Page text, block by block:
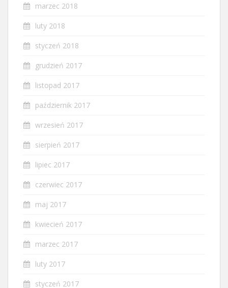
marzec 2018
luty 2018
styczeń 2018
grudzień 2017
listopad 2017
październik 2017
wrzesień 2017
sierpień 2017
lipiec 2017
czerwiec 2017
maj 2017
kwiecień 2017
marzec 2017
luty 2017
styczeń 2017